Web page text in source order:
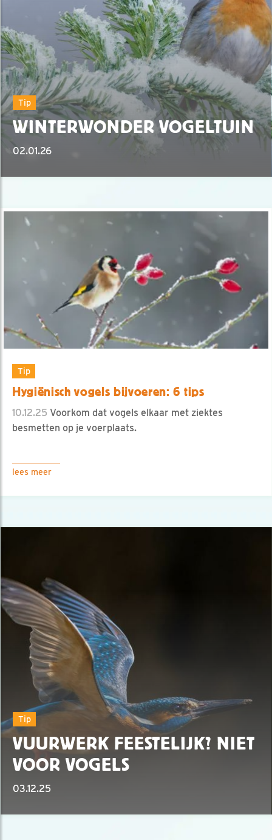
Tip
WINTERWONDER VOGELTUIN
02.01.26
Tip
Hygiënisch vogels bijvoeren: 6 tips
10.12.25 Voorkom dat vogels elkaar met ziektes
besmetten op je voerplaats.
lees meer
Tip
VUURWERK FEESTELIJK? NIET
VOOR VOGELS
03.12.25